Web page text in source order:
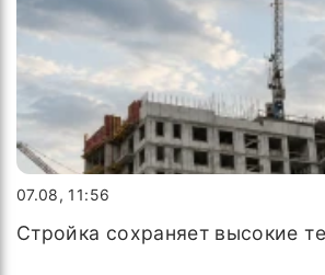
07.08, 11:56
Стройка сохраняет высокие